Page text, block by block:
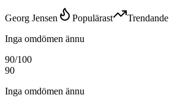
Georg Jensen Populärast
Trendande
Inga omdömen ännu
90/100
90
Inga omdömen ännu